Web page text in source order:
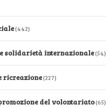
(442)
solidarietà internazionale(54)
ricreazione(227)
del volontariato(65)